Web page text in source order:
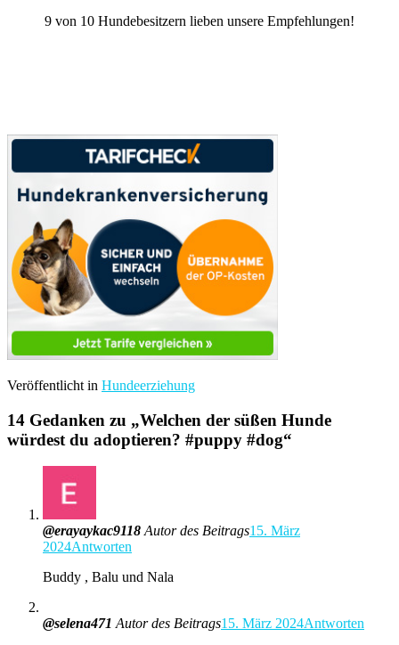
9 von 10 Hundebesitzern lieben unsere Empfehlungen!
Veröffentlicht in Hundeerziehung
14 Gedanken zu „Welchen der süßen Hunde
würdest du adoptieren? #puppy #dog“
@erayaykac9118 Autor des Beitrags15. März
2024Antworten
Buddy , Balu und Nala
@selena471 Autor des Beitrags15. März 2024Antworten